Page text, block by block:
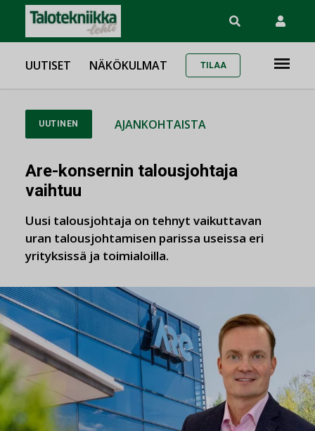
UUTISET NÄKÖKULMAT TILAA
UUTINEN AJANKOHTAISTA
Are-konsernin talousjohtaja
vaihtuu
Uusi talousjohtaja on tehnyt vaikuttavan
uran talousjohtamisen parissa useissa eri
yrityksissä ja toimialoilla.